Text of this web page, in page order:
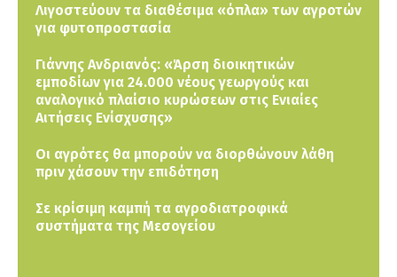
Λιγοστεύουν τα διαθέσιμα «όπλα» των αγροτών
για φυτοπροστασία
Γιάννης Ανδριανός: «Άρση διοικητικών
εμποδίων για 24.000 νέους γεωργούς και
αναλογικό πλαίσιο κυρώσεων στις Ενιαίες
Αιτήσεις Ενίσχυσης»
Οι αγρότες θα μπορούν να διορθώνουν λάθη
πριν χάσουν την επιδότηση
Σε κρίσιμη καμπή τα αγροδιατροφικά
συστήματα της Μεσογείου